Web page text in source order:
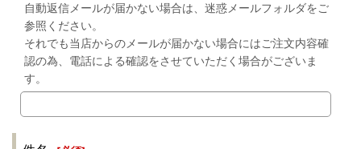
自動返信メールが届かない場合は、迷惑メールフォルダをご
参照ください。
それでも当店からのメールが届かない場合にはご注文内容確
認の為、電話による確認をさせていただく場合がございま
す。